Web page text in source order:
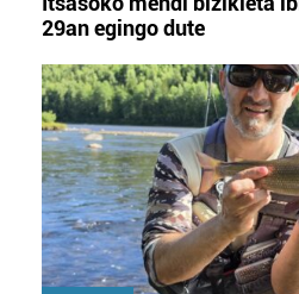
29an egingo dute